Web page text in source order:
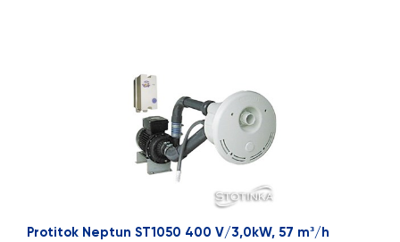
Protitok Neptun ST1050 400 V/3,0kW, 57 m³/h